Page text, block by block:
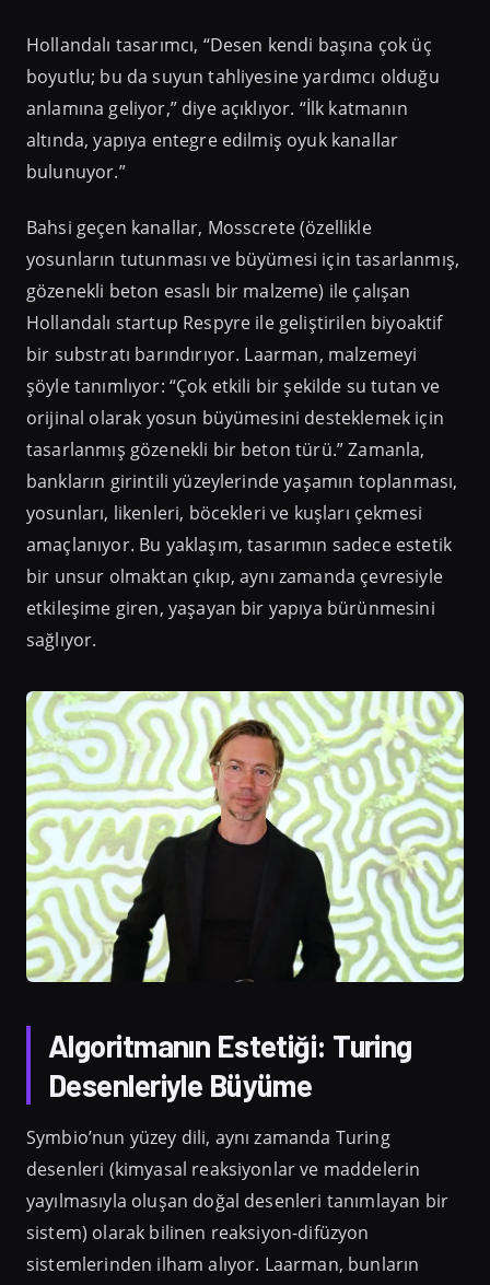
Hollandalı tasarımcı, “Desen kendi başına çok üç
boyutlu; bu da suyun tahliyesine yardımcı olduğu
anlamına geliyor,” diye açıklıyor. “İlk katmanın
altında, yapıya entegre edilmiş oyuk kanallar
bulunuyor.”
Bahsi geçen kanallar, Mosscrete (özellikle
yosunların tutunması ve büyümesi için tasarlanmış,
gözenekli beton esaslı bir malzeme) ile çalışan
Hollandalı startup Respyre ile geliştirilen biyoaktif
bir substratı barındırıyor. Laarman, malzemeyi
şöyle tanımlıyor: “Çok etkili bir şekilde su tutan ve
orijinal olarak yosun büyümesini desteklemek için
tasarlanmış gözenekli bir beton türü.” Zamanla,
bankların girintili yüzeylerinde yaşamın toplanması,
yosunları, likenleri, böcekleri ve kuşları çekmesi
amaçlanıyor. Bu yaklaşım, tasarımın sadece estetik
bir unsur olmaktan çıkıp, aynı zamanda çevresiyle
etkileşime giren, yaşayan bir yapıya bürünmesini
sağlıyor.
Algoritmanın Estetiği: Turing
Desenleriyle Büyüme
Symbio’nun yüzey dili, aynı zamanda Turing
desenleri (kimyasal reaksiyonlar ve maddelerin
yayılmasıyla oluşan doğal desenleri tanımlayan bir
sistem) olarak bilinen reaksiyon-difüzyon
sistemlerinden ilham alıyor. Laarman, bunların